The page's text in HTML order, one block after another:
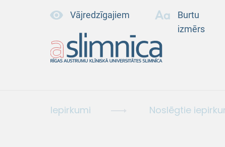
Vājredzīgajiem
Burtu
izmērs
Iepirkumi Noslēgtie